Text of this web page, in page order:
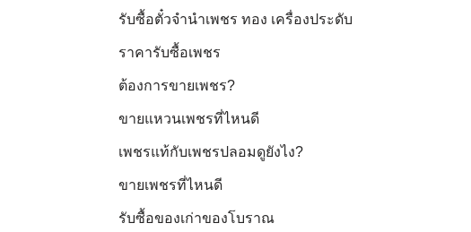
รับซื้อตั๋วจำนำเพชร ทอง เครื่องประดับ
ราคารับซื้อเพชร
ต้องการขายเพชร?
ขายแหวนเพชรที่ไหนดี
เพชรแท้กับเพชรปลอมดูยังไง?
ขายเพชรที่ไหนดี
รับซื้อของเก่าของโบราณ